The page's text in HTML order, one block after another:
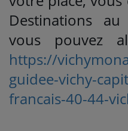
Destinations
vous pouvez
https://
guidee-vichy-
francais-40-44-